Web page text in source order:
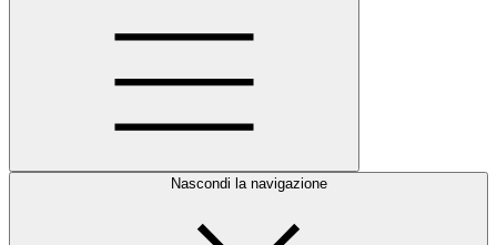
Nascondi la navigazione